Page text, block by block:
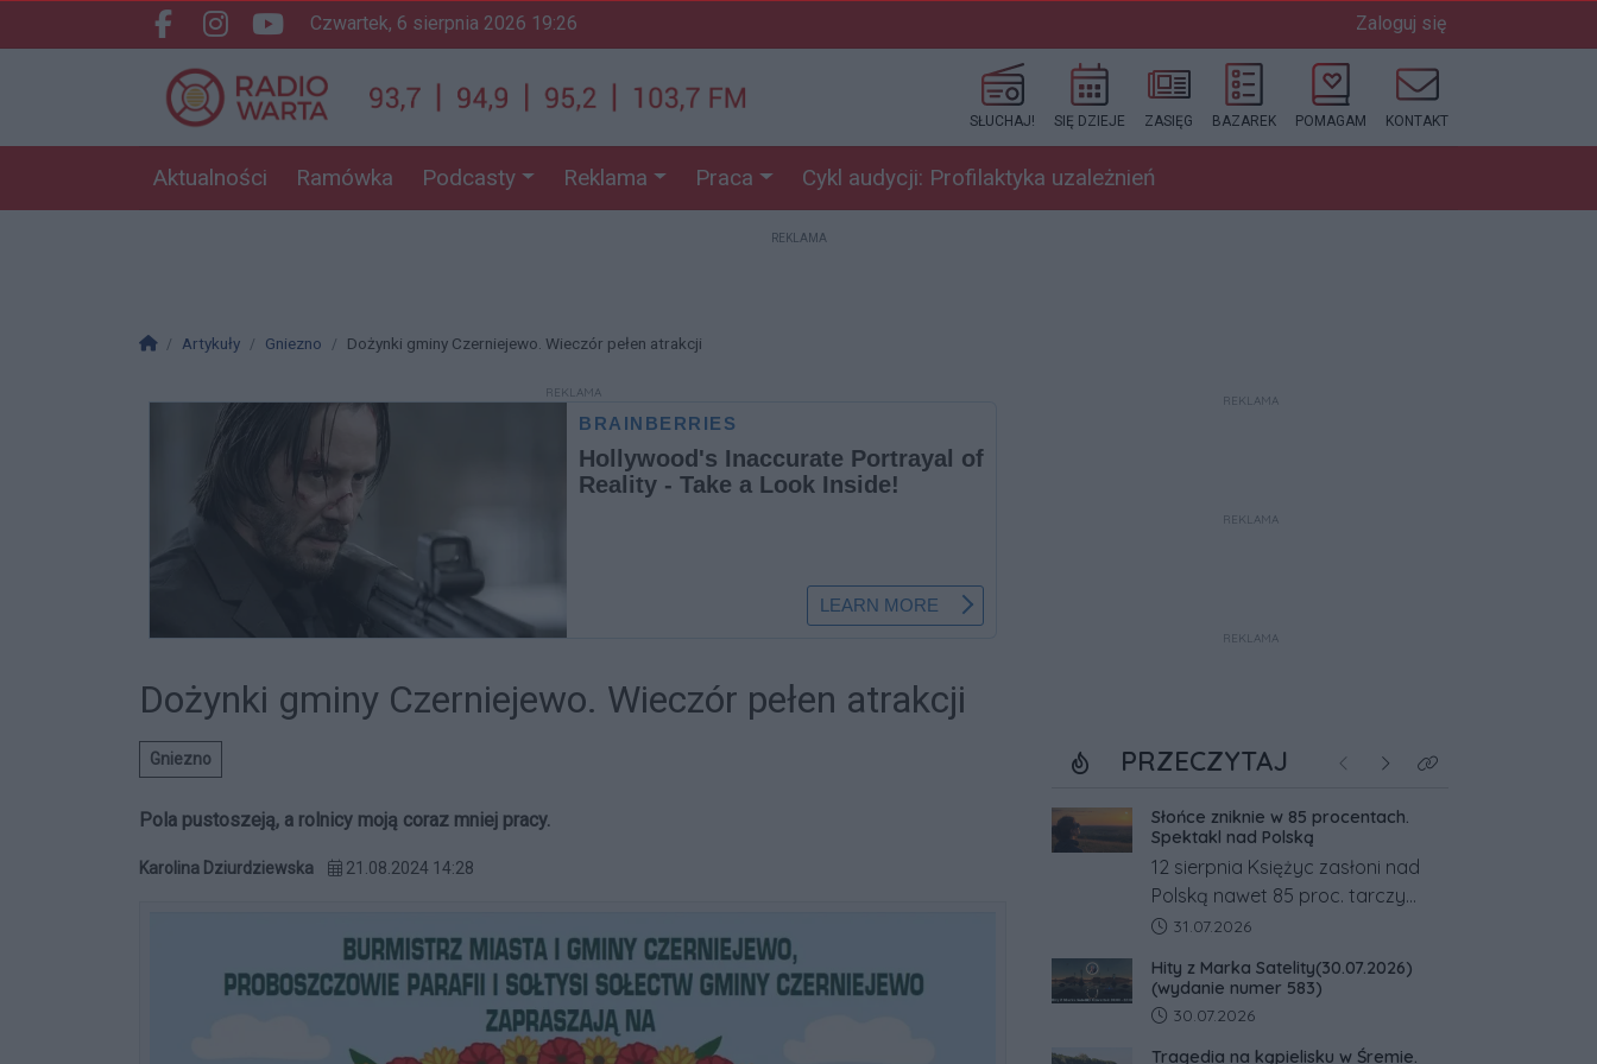
Facebook.com
Instagram.com
Youtube.com
czwartek, 6 sierpnia 2026 19:26 Zaloguj się
SŁUCHAJ! SIĘ DZIEJE ZASIĘG BAZAREK POMAGAM KONTAKT
Aktualności Ramówka Podcasty Reklama Praca Cykl audycji: Profilaktyka uzależnień
REKLAMA
Strona główna
Artykuły Gniezno Dożynki gminy Czerniejewo. Wieczór pełen atrakcji
REKLAMA
Dożynki gminy Czerniejewo. Wieczór pełen atrakcji
Gniezno
Pola pustoszeją, a rolnicy moją coraz mniej pracy.
Karolina Dziurdziewska 21.08.2024 14:28
REKLAMA
REKLAMA
REKLAMA
PRZECZYTAJ Poprzednie
NastępneKliknij aby zobaczyć
Słońce zniknie w 85 procentach.
Spektakl nad Polską
12 sierpnia Księżyc zasłoni nad
Polską nawet 85 proc. tarczy
Słońca. Największe zaćmienie od
zachodem.
Data dodania artykułu:
31.07.2026
Hity z Marka Satelity(30.07.2026)
(wydanie numer 583)
Data dodania artykułu:
30.07.2026
Tragedia na kąpielisku w Śremie.